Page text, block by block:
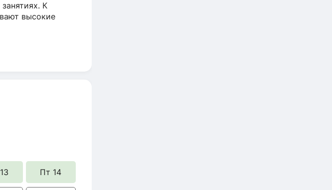
К
высокие
Пт 14